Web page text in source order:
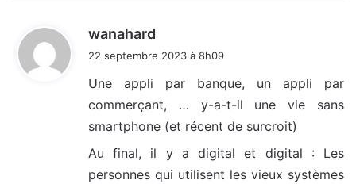
wanahard
:
22 septembre 2023 à 8h09
Une appli par banque, un appli par
commerçant, … y-a-t-il une vie sans
smartphone (et récent de surcroit)
Au final, il y a digital et digital : Les
personnes qui utilisent les vieux systèmes